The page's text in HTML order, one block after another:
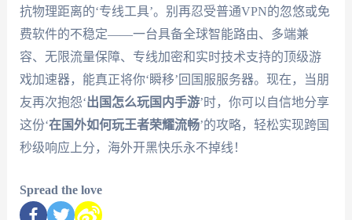
抗物理距离的‘专线工具’。别再忍受普通VPN的忽悠或免
费软件的不稳定——一台具备全球智能路由、多端兼
容、无限流量保障、专线加密和实时技术支持的顶级游
戏加速器，能真正将你‘瞬移’回国服服务器。现在，当朋
友再次抱怨‘出国怎么玩国内手游’时，你可以自信地分享
这份‘在国外如何玩王者荣耀流畅’的攻略，轻松实现跨国
秒级响应上分，海外开黑快乐永不掉线！
Spread the love